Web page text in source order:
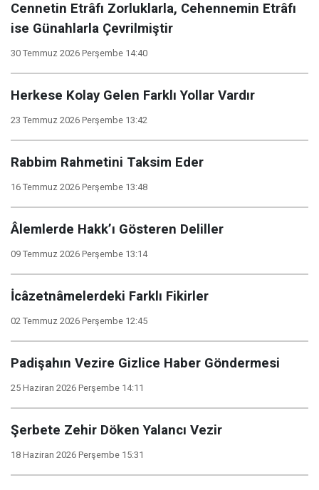
Cennetin Etrâfı Zorluklarla, Cehennemin Etrâfı
ise Günahlarla Çevrilmiştir
30 Temmuz 2026 Perşembe 14:40
Herkese Kolay Gelen Farklı Yollar Vardır
23 Temmuz 2026 Perşembe 13:42
Rabbim Rahmetini Taksim Eder
16 Temmuz 2026 Perşembe 13:48
Âlemlerde Hakk’ı Gösteren Deliller
09 Temmuz 2026 Perşembe 13:14
İcâzetnâmelerdeki Farklı Fikirler
02 Temmuz 2026 Perşembe 12:45
Padişahın Vezire Gizlice Haber Göndermesi
25 Haziran 2026 Perşembe 14:11
Şerbete Zehir Döken Yalancı Vezir
18 Haziran 2026 Perşembe 15:31